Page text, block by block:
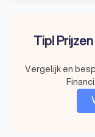
Tip!
Vergelijk en